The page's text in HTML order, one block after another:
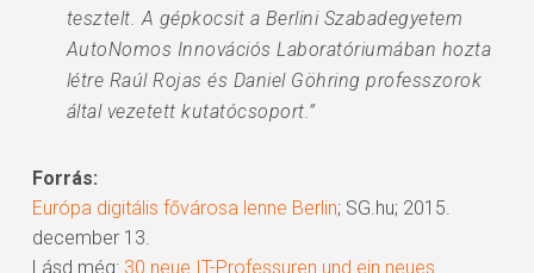
tesztelt. A gépkocsit a Berlini Szabadegyetem
AutoNomos Innovációs Laboratóriumában hozta
létre Raúl Rojas és Daniel Göhring professzorok
által vezetett kutatócsoport.”
Forrás:
Európa digitális fővárosa lenne Berlin; SG.hu; 2015.
december 13.
Lásd még: 30 neue IT-Professuren und ein neues